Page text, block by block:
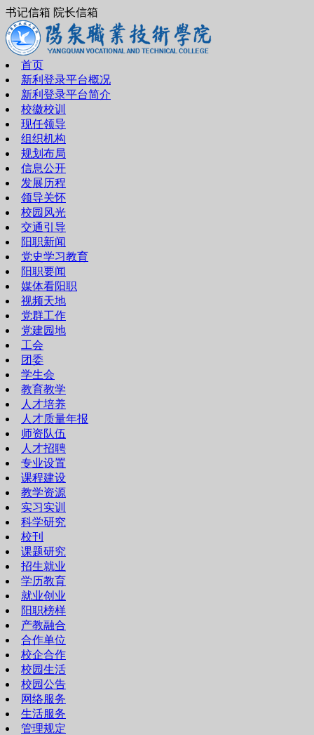
书记信箱 院长信箱
首页
新利登录平台概况
新利登录平台简介
校徽校训
现任领导
组织机构
规划布局
信息公开
发展历程
领导关怀
校园风光
交通引导
阳职新闻
党史学习教育
阳职要闻
媒体看阳职
视频天地
党群工作
党建园地
工会
团委
学生会
教育教学
人才培养
人才质量年报
师资队伍
人才招聘
专业设置
课程建设
教学资源
实习实训
科学研究
校刊
课题研究
招生就业
学历教育
就业创业
阳职榜样
产教融合
合作单位
校企合作
校园生活
校园公告
网络服务
生活服务
管理规定